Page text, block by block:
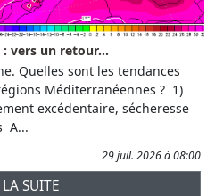
vers un retour...
Quelles sont les tendances
Méditerranéennes ? 1)
excédentaire, sécheresse
A...
29 juil. 2026 à 08:00
SUITE